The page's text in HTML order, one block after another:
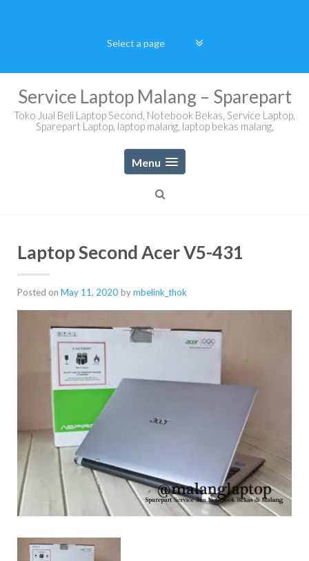
Service Laptop Malang – Sparepart
Toko Jual Beli Laptop Second, Notebook Bekas, Service Laptop,
Sparepart Laptop, laptop malang, laptop bekas malang,
Menu
Laptop Second Acer V5-431
Posted on May 11, 2020 bymbelink_thok